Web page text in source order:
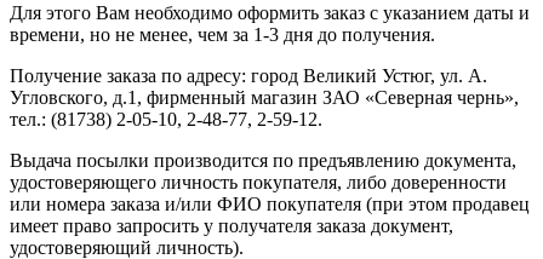
Для этого Вам необходимо оформить заказ с указанием даты и
времени, но не менее, чем за 1-3 дня до получения.
Получение заказа по адресу: город Великий Устюг, ул. А.
Угловского, д.1, фирменный магазин ЗАО «Северная чернь»,
тел.: (81738) 2-05-10, 2-48-77, 2-59-12.
Выдача посылки производится по предъявлению документа,
удостоверяющего личность покупателя, либо доверенности
или номера заказа и/или ФИО покупателя (при этом продавец
имеет право запросить у получателя заказа документ,
удостоверяющий личность).